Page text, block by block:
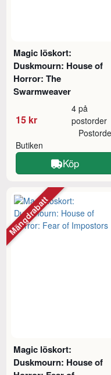
Magic löskort:
Duskmourn: House of
Horror: The
Swarmweaver
15 kr
4 på
postorder
Butiken
Köp
Magic löskort:
Duskmourn: House of
Mängdrabatt